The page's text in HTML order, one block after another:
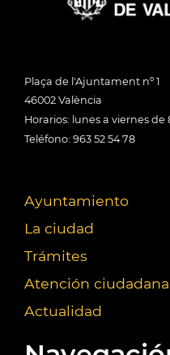
Plaça de l'Ajuntament nº 1
46002 València
Horarios: lunes a viernes de
Teléfono: 963 52 54 78
Ayuntamiento
La ciudad
Trámites
Atención ciudadana
Actualidad